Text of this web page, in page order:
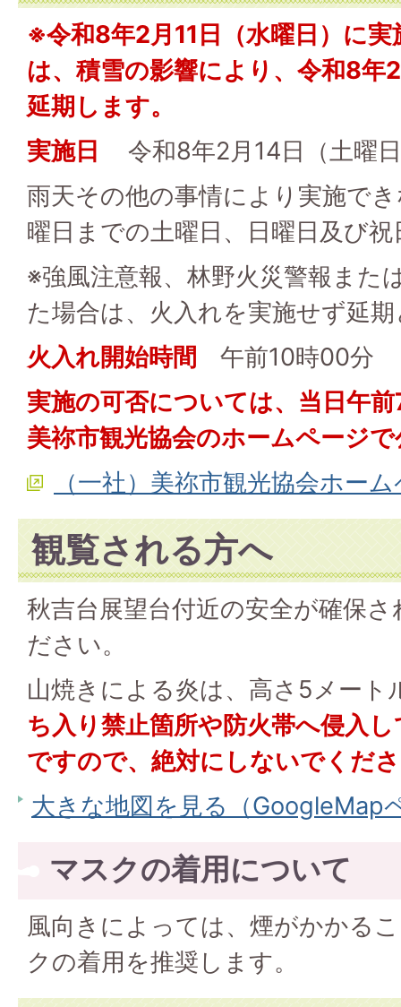
※令和8年2月11日（水曜日）に
は、積雪の影響により、令和8年
延期します。
実施日 令和8年2月14日（土曜
雨天その他の事情により実施で
曜日までの土曜日、日曜日及び
※強風注意報、林野火災警報また
た場合は、火入れを実施せず延
火入れ開始時間
午前10時00分
実施の可否については、当日午
美祢市観光協会のホームページ
（一社）美祢市観光協会ホー
観覧される方へ
秋吉台展望台付近の安全が確保
ださい。
山焼きによる炎は、高さ5メート
ち入り禁止箇所や防火帯へ侵入
ですので、絶対にしないでくだ
大きな地図を見る（GoogleMap
マスクの着用について
風向きによっては、煙がかかる
クの着用を推奨します。